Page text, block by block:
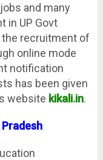
and many
in UP Govt
recruitment of
online mode
notification
has been given
website kikali.in.